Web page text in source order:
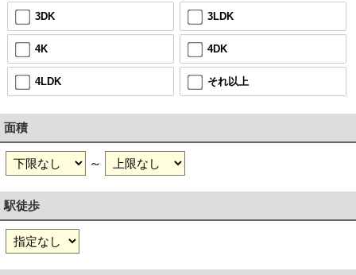
3DK 3LDK
4K 4DK
4LDK それ以上
面積
～
駅徒歩